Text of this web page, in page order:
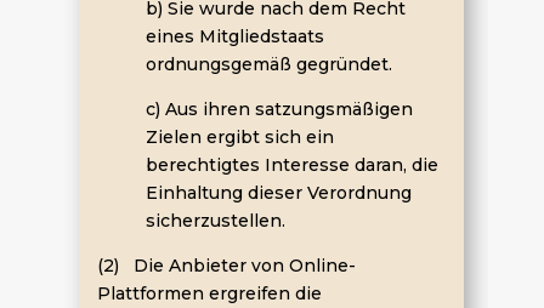
b) Sie wurde nach dem Recht
eines Mitgliedstaats
ordnungsgemäß gegründet.
c) Aus ihren satzungsmäßigen
Zielen ergibt sich ein
berechtigtes Interesse daran, die
Einhaltung dieser Verordnung
sicherzustellen.
(2) Die Anbieter von Online-
Plattformen ergreifen die